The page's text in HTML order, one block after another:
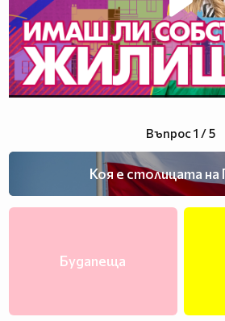
Въпрос 1 / 5
Коя е столицата на
Будапеща